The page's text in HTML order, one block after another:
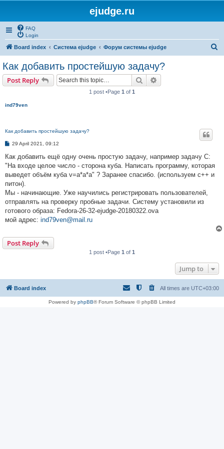
ejudge.ru
FAQ
Login
Board index Система ejudge Форум системы ejudge
Как добавить простейшую задачу?
Post Reply Search
1 post •Page 1 of 1
ind79ven
Как добавить простейшую задачу?
P
s
29 April 2021, 09:12
Как добавить ещё одну очень простую задачу, например задачу C:
"На входе целое число - сторона куба. Написать программу, которая
выведет объём куба v=a*a*a" ? Заранее спасибо. (используем с++ и
питон).
Мы - начинающие. Уже научились регистрировать пользователей,
отправлять на проверку пробные задачи. Систему установили из
готового образа: Fedora-26-32-ejudge-20180322.ova
мой адрес: ind79ven@mail.ru
Post Reply
1 post •Page 1 of 1
Jump to
Board index All times are UTC+03:00
Powered by phpBB® Forum Software © phpBB Limited